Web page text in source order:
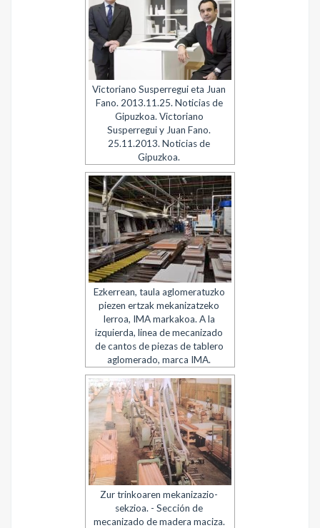
Victoriano Susperregui eta Juan
Fano. 2013.11.25. Noticias de
Gipuzkoa. Victoriano
Susperregui y Juan Fano.
25.11.2013. Noticias de
Gipuzkoa.
Ezkerrean, taula aglomeratuzko
piezen ertzak mekanizatzeko
lerroa, IMA markakoa. A la
izquierda, linea de mecanizado
de cantos de piezas de tablero
aglomerado, marca IMA.
Zur trinkoaren mekanizazio-
sekzioa. - Sección de
mecanizado de madera maciza.